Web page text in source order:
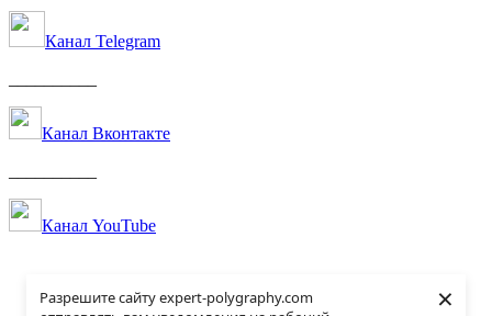
Разрешите сайту expert-polygraphy.com
×
Канал Telegram
Канал Вконтакте
Канал YouTube